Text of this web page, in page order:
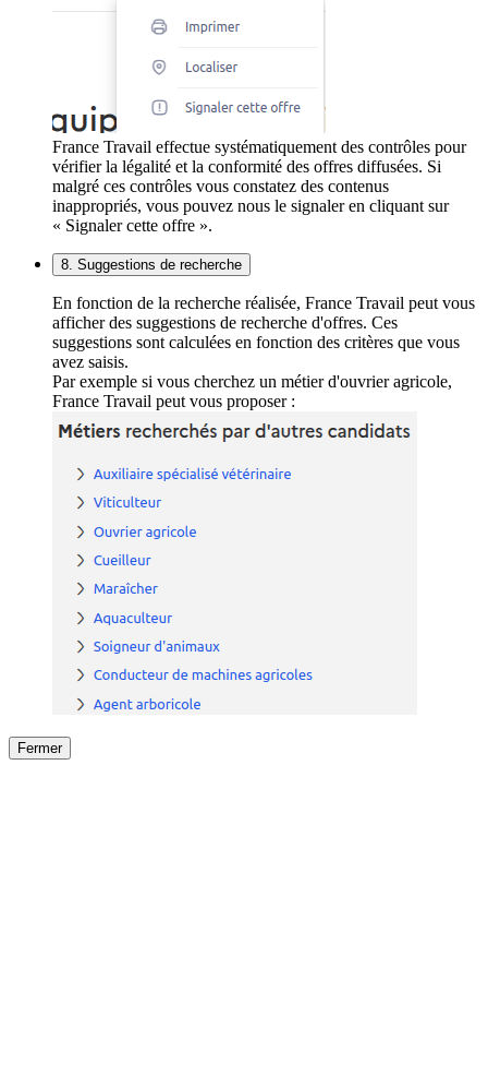
France Travail effectue systématiquement des contrôles pour
vérifier la légalité et la conformité des offres diffusées. Si
malgré ces contrôles vous constatez des contenus
inappropriés, vous pouvez nous le signaler en cliquant sur
« Signaler cette offre ».
8. Suggestions de recherche
En fonction de la recherche réalisée, France Travail peut vous
afficher des suggestions de recherche d'offres. Ces
suggestions sont calculées en fonction des critères que vous
avez saisis.
Par exemple si vous cherchez un métier d'ouvrier agricole,
France Travail peut vous proposer :
Fermer